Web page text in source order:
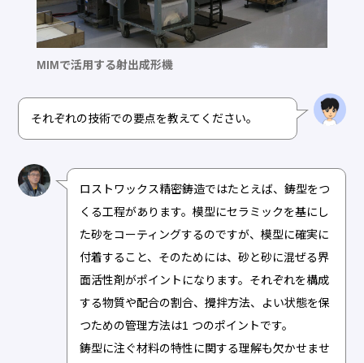
MIMで活用する射出成形機
それぞれの技術での要点を教えてください。
ロストワックス精密鋳造ではたとえば、鋳型をつ
くる工程があります。模型にセラミックを基にし
た砂をコーティングするのですが、模型に確実に
付着すること、そのためには、砂と砂に混ぜる界
面活性剤がポイントになります。それぞれを構成
する物質や配合の割合、攪拌方法、よい状態を保
つための管理方法は1 つのポイントです。
鋳型に注ぐ材料の特性に関する理解も欠かせませ